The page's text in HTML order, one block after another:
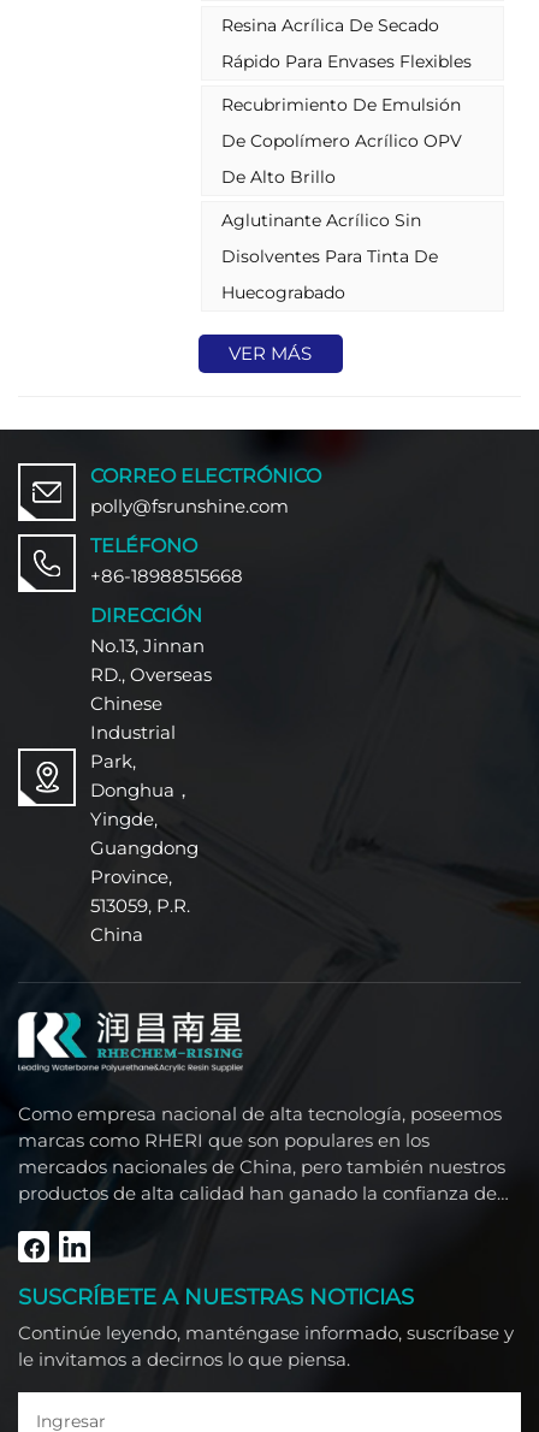
Resina Acrílica De Secado
Rápido Para Envases Flexibles
Recubrimiento De Emulsión
De Copolímero Acrílico OPV
De Alto Brillo
Aglutinante Acrílico Sin
Disolventes Para Tinta De
Huecograbado
VER MÁS
CORREO ELECTRÓNICO
polly@fsrunshine.com
TELÉFONO
+86-18988515668
DIRECCIÓN
No.13, Jinnan
RD., Overseas
Chinese
Industrial
Park,
Donghua，
Yingde,
Guangdong
Province,
513059, P.R.
China
Como empresa nacional de alta tecnología, poseemos
marcas como RHERI que son populares en los
mercados nacionales de China, pero también nuestros
productos de alta calidad han ganado la confianza de
clientes extranjeros como el Sudeste Asiático, Medio
Oriente, América del Sur, África y América del Norte.
SUSCRÍBETE A NUESTRAS NOTICIAS
Continúe leyendo, manténgase informado, suscríbase y
le invitamos a decirnos lo que piensa.